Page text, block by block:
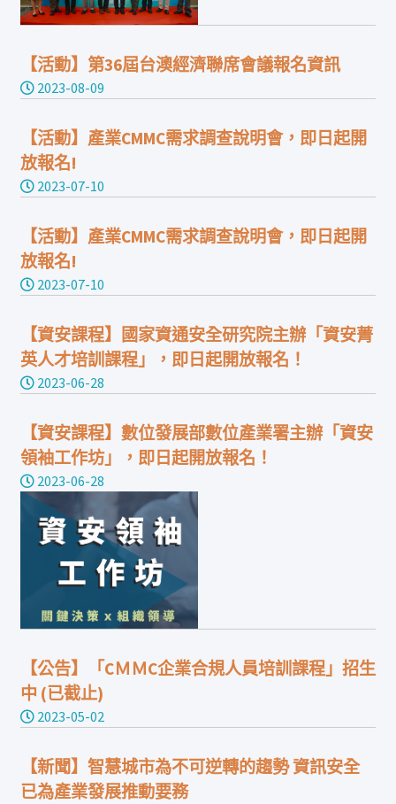
【活動】第36屆台澳經濟聯席會議報名資訊
2023-08-09
【活動】產業CMMC需求調查說明會，即日起開
放報名!
2023-07-10
【活動】產業CMMC需求調查說明會，即日起開
放報名!
2023-07-10
【資安課程】國家資通安全研究院主辦「資安菁
英人才培訓課程」，即日起開放報名！
2023-06-28
【資安課程】數位發展部數位產業署主辦「資安
領袖工作坊」，即日起開放報名！
2023-06-28
【公告】「CＭＭC企業合規人員培訓課程」招生
中 (已截止)
2023-05-02
【新聞】智慧城市為不可逆轉的趨勢 資訊安全
已為產業發展推動要務